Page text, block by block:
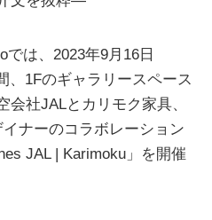
では、2023年9月16日
、1Fのギャラリースペース
社JALとカリモク家具、
ナーのコラボレーション
JAL | Karimoku」を開催